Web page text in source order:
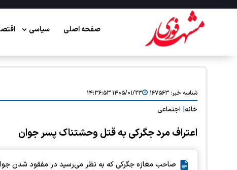
صفحه اصلی سیاسی
شناسه خبر:۱۶۷۵۶۳ ۱۴۰۵/۰۱/۲۳ ۱۴:۳۶:۵۳
خانه اجتماعی
اعتراف مرد جگرکی به قتل وحشتناک پسر جوان